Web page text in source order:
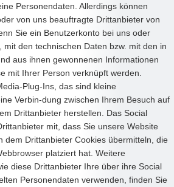
Personendaten. Allerdings können
von uns beauftragte Drittanbieter von
Sie ein Benutzerkonto bei uns oder
mit den technischen Daten bzw. mit den in
aus ihnen gewonnenen Informationen
mit Ihrer Person verknüpft werden.
Plug-Ins, das sind kleine
Verbin-dung zwischen Ihrem Besuch auf
Drittanbieter herstellen. Das Social
mit, dass Sie unsere Website
dem Drittanbieter Cookies übermitteln, die
platziert hat. Weitere
diese Drittanbieter Ihre über ihre Social
Personendaten verwenden, finden Sie